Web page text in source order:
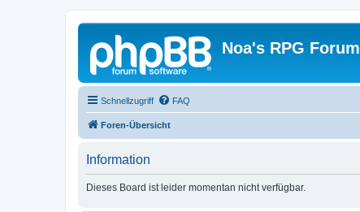
Noa's RPG Forum
Schnellzugriff FAQ
Foren-Übersicht
Information
Dieses Board ist leider momentan nicht verfügbar.